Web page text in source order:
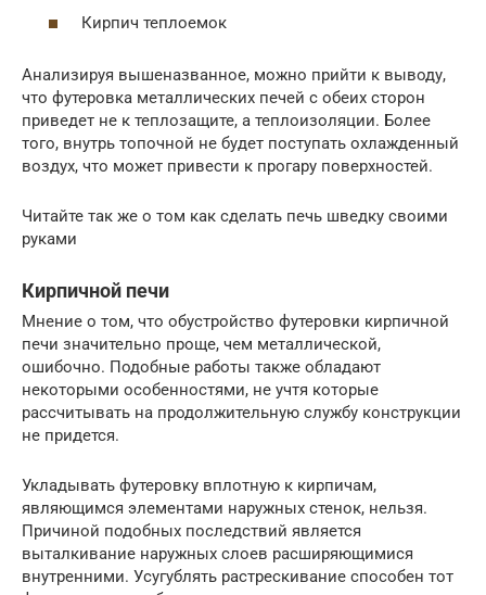
Кирпич теплоемок
Анализируя вышеназванное, можно прийти к выводу,
что футеровка металлических печей с обеих сторон
приведет не к теплозащите, а теплоизоляции. Более
того, внутрь топочной не будет поступать охлажденный
воздух, что может привести к прогару поверхностей.
Читайте так же о том как сделать печь шведку своими
руками
Кирпичной печи
Мнение о том, что обустройство футеровки кирпичной
печи значительно проще, чем металлической,
ошибочно. Подобные работы также обладают
некоторыми особенностями, не учтя которые
рассчитывать на продолжительную службу конструкции
не придется.
Укладывать футеровку вплотную к кирпичам,
являющимся элементами наружных стенок, нельзя.
Причиной подобных последствий является
выталкивание наружных слоев расширяющимися
внутренними. Усугублять растрескивание способен тот